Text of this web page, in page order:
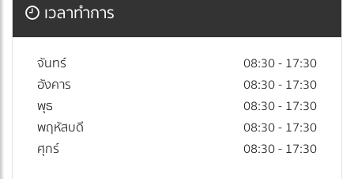
เวลาทำการ
จันทร์
08:30 - 17:30
อังคาร
08:30 - 17:30
พุธ
08:30 - 17:30
พฤหัสบดี
08:30 - 17:30
ศุกร์
08:30 - 17:30